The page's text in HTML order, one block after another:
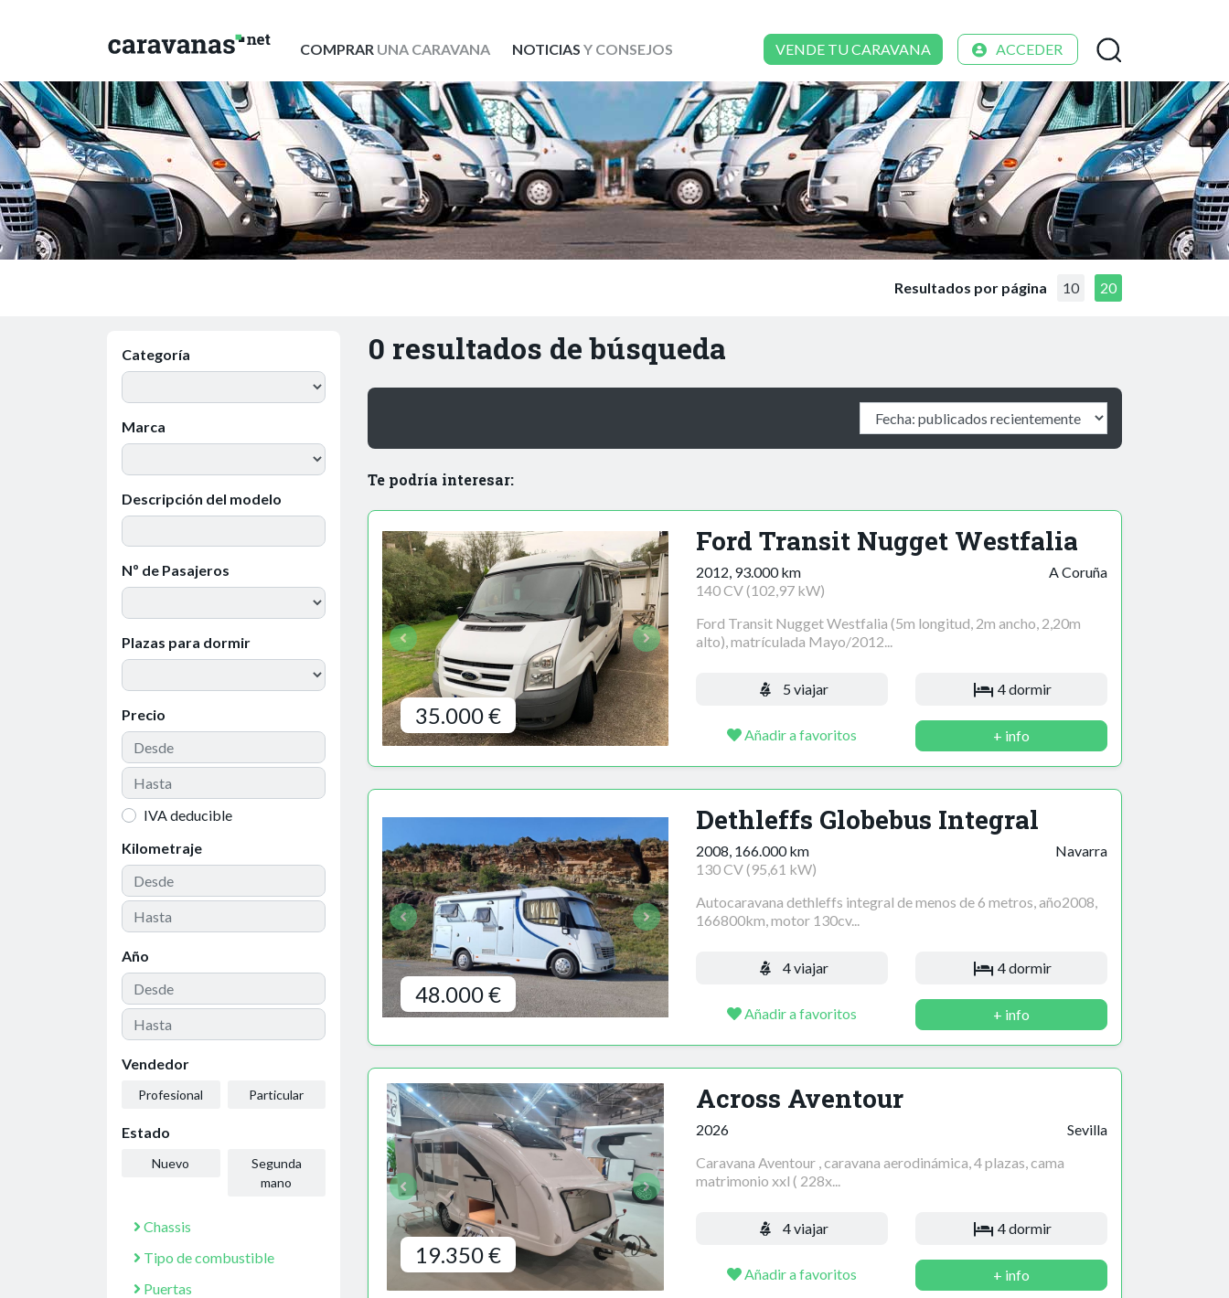
COMPRARUNA CARAVANA NOTICIAS Y CONSEJOS VENDE TU CARAVANA ACCEDER
Resultados por página 10 20
Categoría
Marca
Descripción del modelo
Nº de Pasajeros
Plazas para dormir
Precio
IVA deducible
Kilometraje
Año
Vendedor
Profesional Particular
Estado
Nuevo
Segunda
mano
Chassis
Tipo de combustible
Puertas
0 resultados de búsqueda
Te podría interesar:
35.000 €
Ford Transit Nugget Westfalia
2012, 93.000 km
140 CV (102,97 kW)
A Coruña
Ford Transit Nugget Westfalia (5m longitud, 2m ancho, 2,20m
alto), matrículada Mayo/2012...
5 viajar 4 dormir
Añadir a favoritos + info
48.000 €
Dethleffs Globebus Integral
2008, 166.000 km
130 CV (95,61 kW)
Navarra
Autocaravana dethleffs integral de menos de 6 metros, año2008,
166800km, motor 130cv...
4 viajar 4 dormir
Añadir a favoritos + info
19.350 €
Across Aventour
2026
Sevilla
Caravana Aventour , caravana aerodinámica, 4 plazas, cama
matrimonio xxl ( 228x...
4 viajar 4 dormir
Añadir a favoritos + info